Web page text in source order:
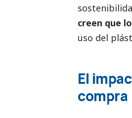
creen que
uso del
El
compra